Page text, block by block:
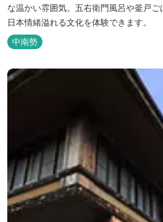
な温かい雰囲気。五右衛門風呂や釜戸
日本情緒溢れる文化を体験できます。
中南勢